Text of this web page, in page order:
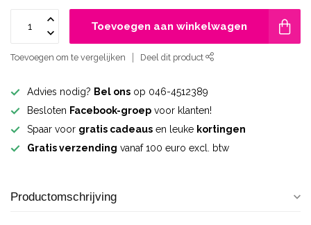
Toevoegen aan winkelwagen
Toevoegen om te vergelijken Deel dit product
Advies nodig? Bel ons op 046-4512389
Besloten Facebook-groep voor klanten!
Spaar voor gratis cadeaus en leuke kortingen
Gratis verzending vanaf 100 euro excl. btw
Productomschrijving